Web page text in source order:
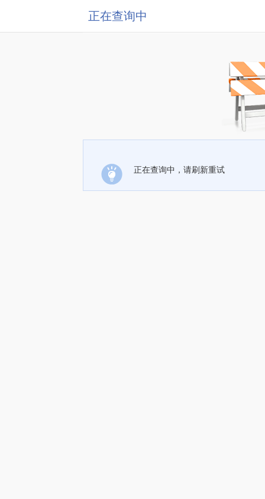
正在查询中
正在查询中，请刷新重试